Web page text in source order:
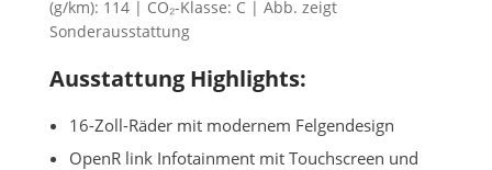
(g/km): 114 | CO₂-Klasse: C | Abb. zeigt
Sonderausstattung
Ausstattung Highlights:
16-Zoll-Räder mit modernem Felgendesign
OpenR link Infotainment mit Touchscreen und